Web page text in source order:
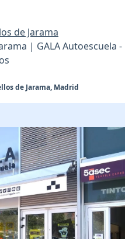
de Jarama
| GALA Autoescuela -
de Jarama, Madrid